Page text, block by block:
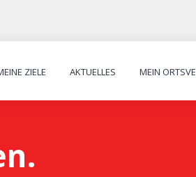
ZIELE AKTUELLES MEIN